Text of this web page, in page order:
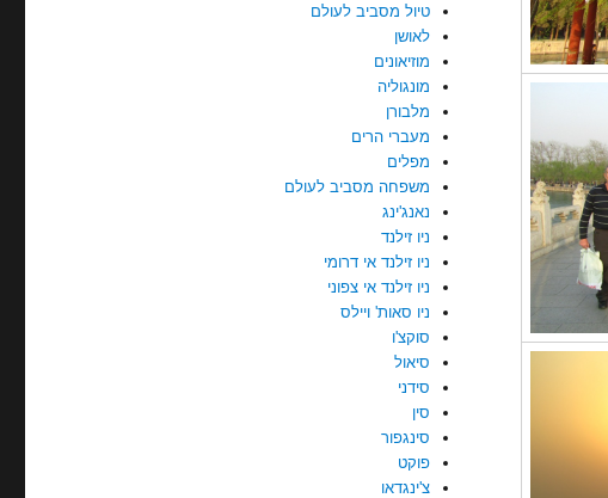
טיול מסביב לעולם
לאושן
מוזיאונים
מונגוליה
מלבורן
מעברי הרים
מפלים
משפחה מסביב לעולם
נאנג'ינג
ניו זילנד
ניו זילנד אי דרומי
ניו זילנד אי צפוני
ניו סאות' ויילס
סוקצ'ו
סיאול
סידני
סין
סינגפור
פוקט
צ'ינגדאו